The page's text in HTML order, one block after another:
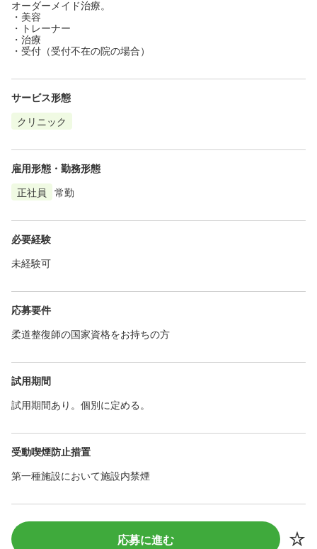
オーダーメイド治療。
・美容
・トレーナー
・治療
・受付（受付不在の院の場合）
サービス形態
クリニック
雇用形態・勤務形態
正社員
常勤
必要経験
未経験可
応募要件
柔道整復師の国家資格をお持ちの方
試用期間
試用期間あり。個別に定める。
受動喫煙防止措置
第一種施設において施設内禁煙
応募に進む